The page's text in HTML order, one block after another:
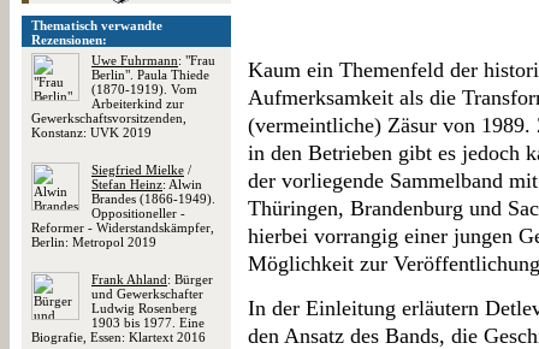
Thematisch verwandte
Rezensionen:
Uwe Fuhrmann: "Frau
Berlin". Paula Thiede
(1870-1919). Vom
Arbeiterkind zur
Gewerkschaftsvorsitzenden,
Konstanz: UVK 2019
Siegfried Mielke /
Stefan Heinz: Alwin
Brandes (1866-1949).
Oppositioneller -
Reformer - Widerstandskämpfer,
Berlin: Metropol 2019
Frank Ahland: Bürger
und Gewerkschafter
Ludwig Rosenberg
1903 bis 1977. Eine
Biografie, Essen: Klartext 2016
Kaum ein Themenfeld der
Aufmerksamkeit als die
(vermeintliche) Zäsur von
in den Betrieben gibt es jedoch
der vorliegende Sammelband
Thüringen, Brandenburg und
hierbei vorrangig einer jungen
Möglichkeit zur
In der Einleitung erläutern
den Ansatz des Bands, die